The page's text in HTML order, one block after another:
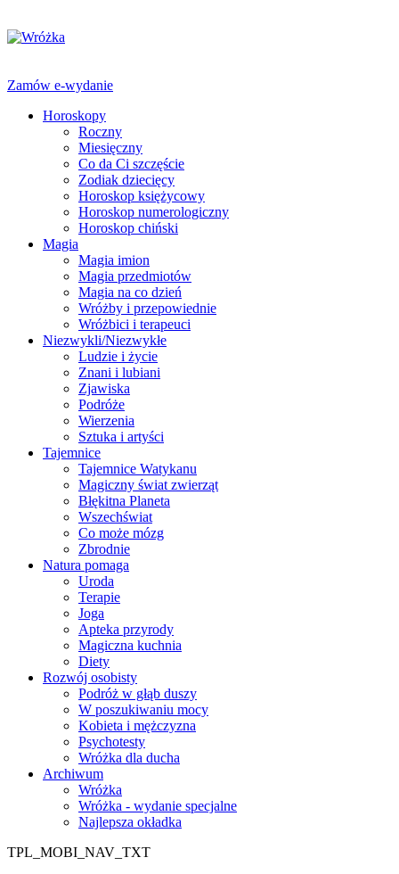
Zamów e-wydanie
Horoskopy
Roczny
Miesięczny
Co da Ci szczęście
Zodiak dziecięcy
Horoskop księżycowy
Horoskop numerologiczny
Horoskop chiński
Magia
Magia imion
Magia przedmiotów
Magia na co dzień
Wróżby i przepowiednie
Wróżbici i terapeuci
Niezwykli/Niezwykłe
Ludzie i życie
Znani i lubiani
Zjawiska
Podróże
Wierzenia
Sztuka i artyści
Tajemnice
Tajemnice Watykanu
Magiczny świat zwierząt
Błękitna Planeta
Wszechświat
Co może mózg
Zbrodnie
Natura pomaga
Uroda
Terapie
Joga
Apteka przyrody
Magiczna kuchnia
Diety
Rozwój osobisty
Podróż w głąb duszy
W poszukiwaniu mocy
Kobieta i mężczyzna
Psychotesty
Wróżka dla ducha
Archiwum
Wróżka
Wróżka - wydanie specjalne
Najlepsza okładka
TPL_MOBI_NAV_TXT